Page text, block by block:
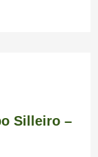
Silleiro –